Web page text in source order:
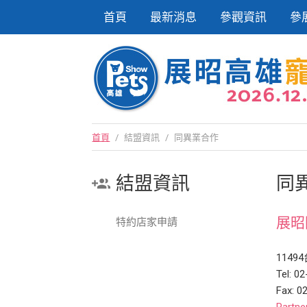
首頁 最新消息 參觀資訊 參
首頁 / 結盟資訊 / 同異業合作
結盟資訊
特約店家申請
同
展
Tel:
Fax: